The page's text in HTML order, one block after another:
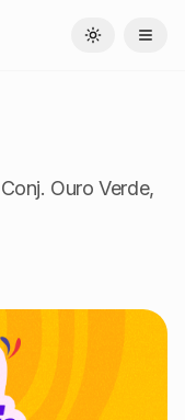
Toggle theme
Ouro Verde,